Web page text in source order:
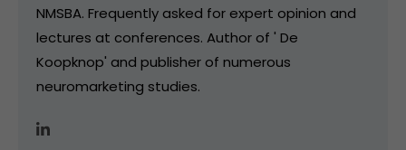
NMSBA. Frequently asked for expert opinion and
lectures at conferences. Author of ' De
Koopknop' and publisher of numerous
neuromarketing studies.